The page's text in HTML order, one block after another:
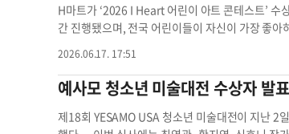
러 상당의 상품권과 트로피가 제공된다. 장려상
는 이메일을 통한 개별 안내가 완료됐으며, 시상
작들은 2027년 H마트 캘린더에 수록될 예정이며
내 수상자 포스터를 통해 확인할 수 있다. 자세한
t.com) 또는 전화(877-427-7386)로 문의하면 된
자 수상자 발표 어린이 그림 장려상 수상자
H마트가 ‘2026 I Heart 어린이 아트 콘테스트’
간 진행됐으며, 전국 어린이들이 자신이 가장 좋
과 제이스 이(Jace Lee·2~5학년 부문)가 대상 수
름이 새겨진 상패가 수여된다. 1등 수상자에게는
상당의 상품권과 트로피, 3등 수상자에게는 100
러 상품권과 트로피가 수여된다. 수상자 전원에
2026.06.17. 17:51
예사모 청소년 미술대전 수상자 발표
제18회 YESAMO USA 청소년 미술대전이 지난 2